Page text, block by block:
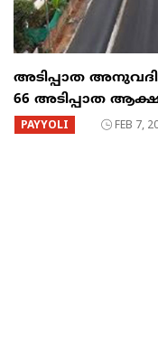
അടിപ്പാത
66 അടിപ്പാത
PAYYOLI FEB 7,